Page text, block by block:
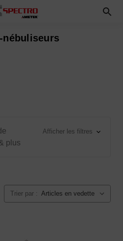
nébuliseurs
plus
Afficher les filtres
Trier par :